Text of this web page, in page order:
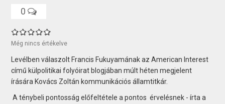
0
Még nincs értékelve
Levélben válaszolt Francis Fukuyamának az American Interest
című külpolitikai folyóirat blogjában múlt héten megjelent
írására Kovács Zoltán kommunikációs államtitkár.
A ténybeli pontosság előfeltétele a pontos érvelésnek - írta a